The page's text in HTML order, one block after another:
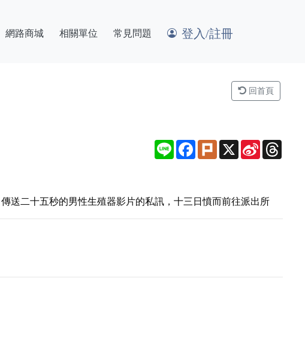
網路商城 相關單位 常見問題 登入/註冊
回首頁
Line Facebook
Plurk X
Sina
Weibo
送二十五秒的男性生殖器影片的私訊，十三日憤而前往派出所